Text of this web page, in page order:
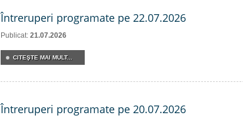
Întreruperi programate pe 22.07.2026
Publicat: 21.07.2026
CITEŞTE MAI MULT...
Întreruperi programate pe 20.07.2026